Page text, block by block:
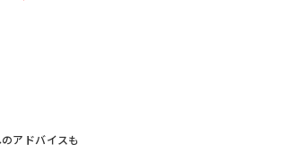
アドバイスも